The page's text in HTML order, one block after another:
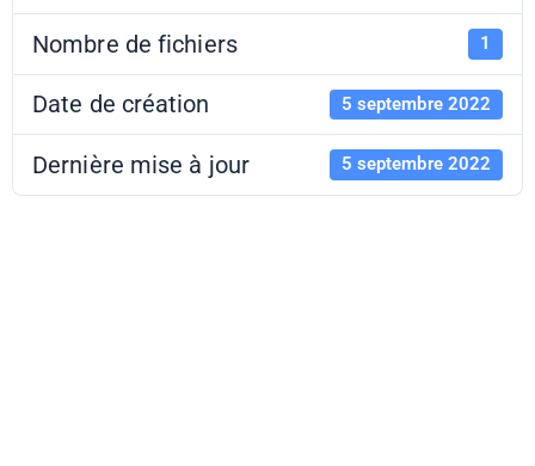
Nombre de fichiers 1
Date de création 5 septembre 2022
Dernière mise à jour 5 septembre 2022